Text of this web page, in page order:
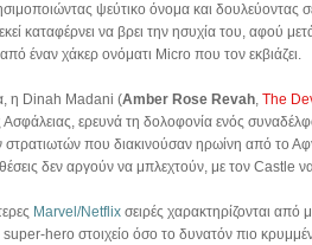
ψεύτικο όνομα και δουλεύοντας
καταφέρνει να βρει την ησυχία του, αφού
από έναν χάκερ ονόματι Micro που τον εκβιάζει.
η Dinah Madani (Amber Rose Revah, The
Ασφάλειας, ερευνά τη δολοφονία ενός
στρατιωτών που διακινούσαν ηρωίνη από το
δεν αργούν να μπλεχτούν, με τον Castle
Marvel/Netflix σειρές χαρακτηρίζονται από
super-hero στοιχείο όσο το δυνατόν πιο